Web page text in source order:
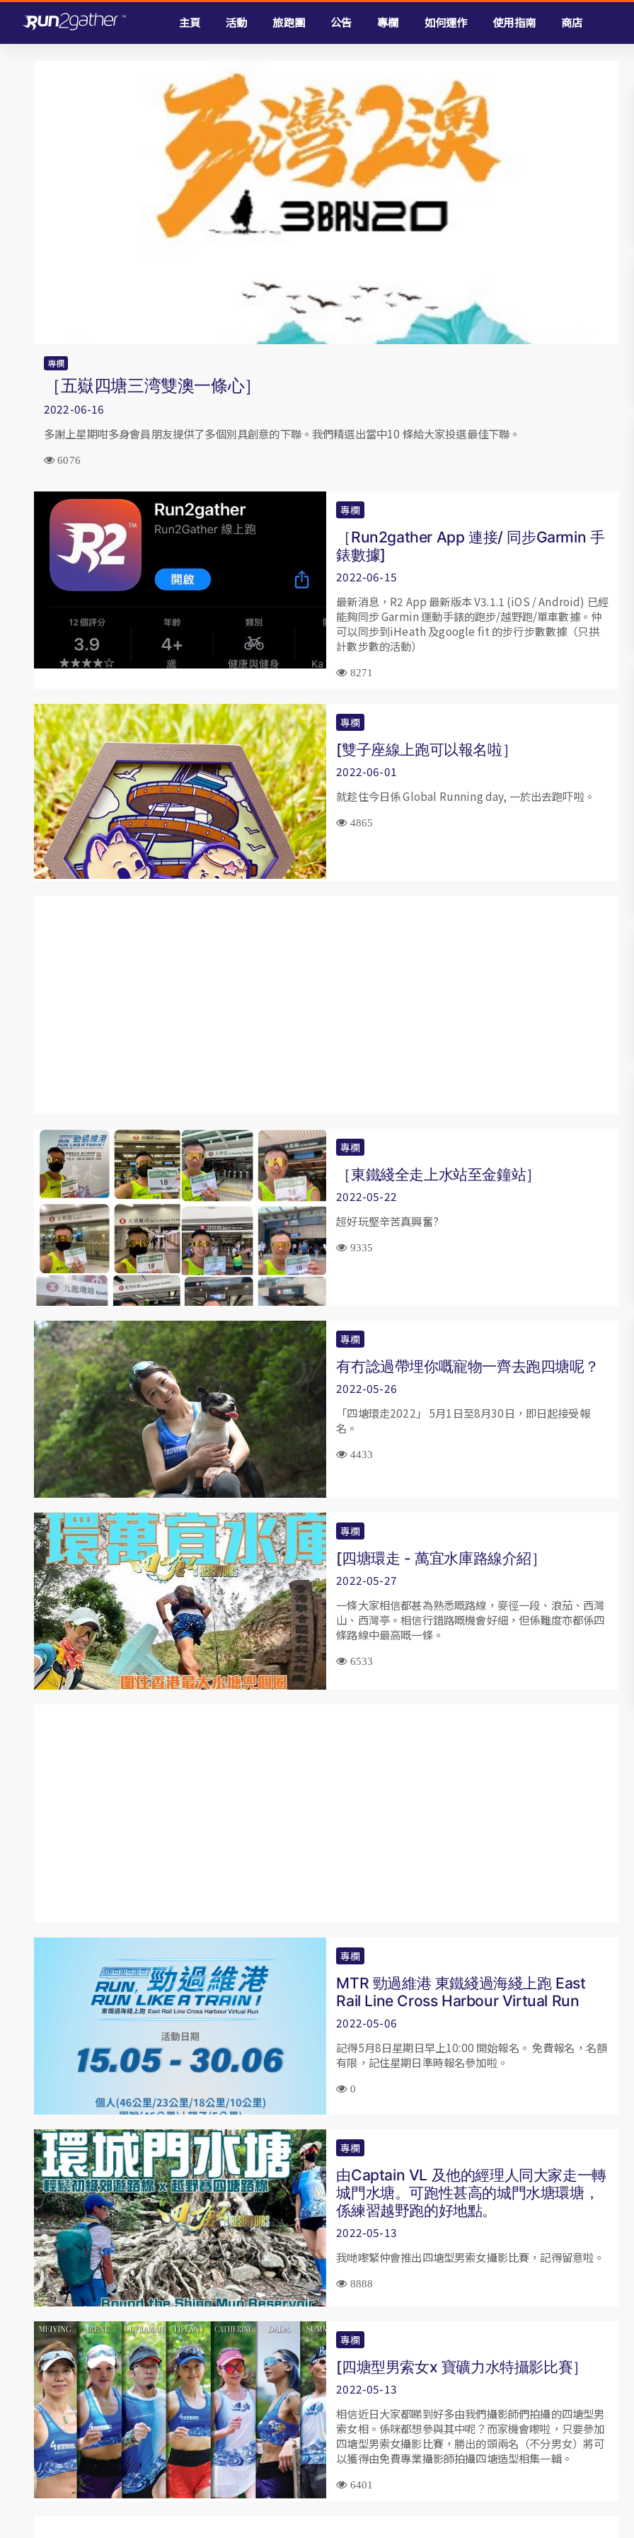
主頁 活動 旅跑團 公告 專欄 如何運作 使用指南 商店
專欄
［五嶽四塘三湾雙澳一條心］
2022-06-16
多謝上星期咁多身會員朋友提供了多個別具創意的下聯。我們精選出當中10 條給大家投選最佳下聯。
6076
專欄
［Run2gather App 連接/ 同步Garmin 手
錶數據]
2022-06-15
最新消息，R2 App 最新版本 V3.1.1 (iOS / Android) 已經
能夠同步 Garmin 運動手錶的跑步/越野跑/單車數據。仲
可以同步到iHeath 及google fit 的步行步數數據（只拱
計數步數的活動）
8271
專欄
[雙子座線上跑可以報名啦］
2022-06-01
就趁住今日係 Global Running day, 一於出去跑吓啦。
4865
專欄
［東鐵綫全走上水站至金鐘站］
2022-05-22
超好玩堅辛苦真興奮?
9335
專欄
有冇諗過帶埋你嘅寵物一齊去跑四塘呢？
2022-05-26
「四塘環走2022」 5月1日至8月30日，即日起接受報
名。
4433
專欄
[四塘環走 - 萬宜水庫路線介紹］
2022-05-27
一條大家相信都甚為熟悉嘅路線，麥徑一段、浪茄、西灣
山、西灣亭。相信行錯路嘅機會好細，但係難度亦都係四
條路線中最高嘅一條。
6533
專欄
MTR 勁過維港 東鐵綫過海綫上跑 East
Rail Line Cross Harbour Virtual Run
2022-05-06
記得5月8日星期日早上10:00 開始報名。 免費報名，名額
有限，記住星期日準時報名參加啦￼￼。
0
專欄
由Captain VL 及他的經理人同大家走一轉
城門水塘。可跑性甚高的城門水塘環塘，
係練習越野跑的好地點。
2022-05-13
我哋嚟緊仲會推出四塘型男索女攝影比賽，記得留意啦。
8888
專欄
[四塘型男索女x 寶礦力水特攝影比賽］
2022-05-13
相信近日大家都睇到好多由我們攝影師們拍攝的四塘型男
索女相。係咪都想參與其中呢？而家機會嚟啦，只要參加
四塘型男索女攝影比賽，勝出的頭兩名（不分男女）將可
以獲得由免費專業攝影師拍攝四塘造型相集一輯。
6401